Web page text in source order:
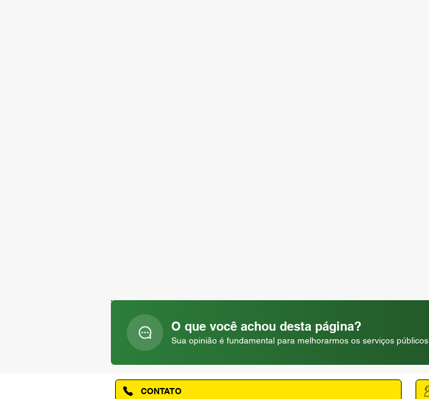
O que você achou desta página?
Sua opinião é fundamental para melhorarmos os serviços públicos
CONTATO